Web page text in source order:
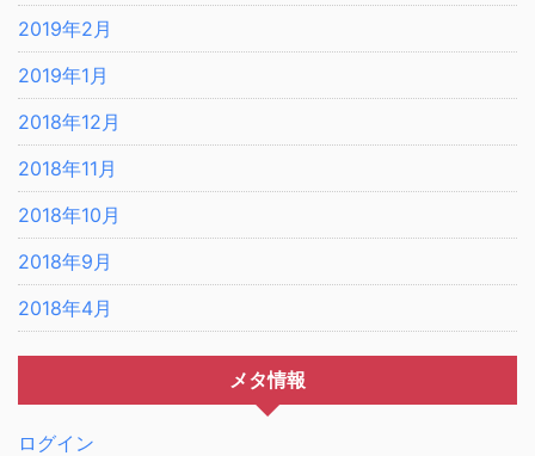
2019年2月
2019年1月
2018年12月
2018年11月
2018年10月
2018年9月
2018年4月
メタ情報
ログイン